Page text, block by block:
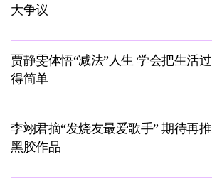
大争议
贾静雯体悟“减法”人生 学会把生活过
得简单
李翊君摘“发烧友最爱歌手” 期待再推
黑胶作品